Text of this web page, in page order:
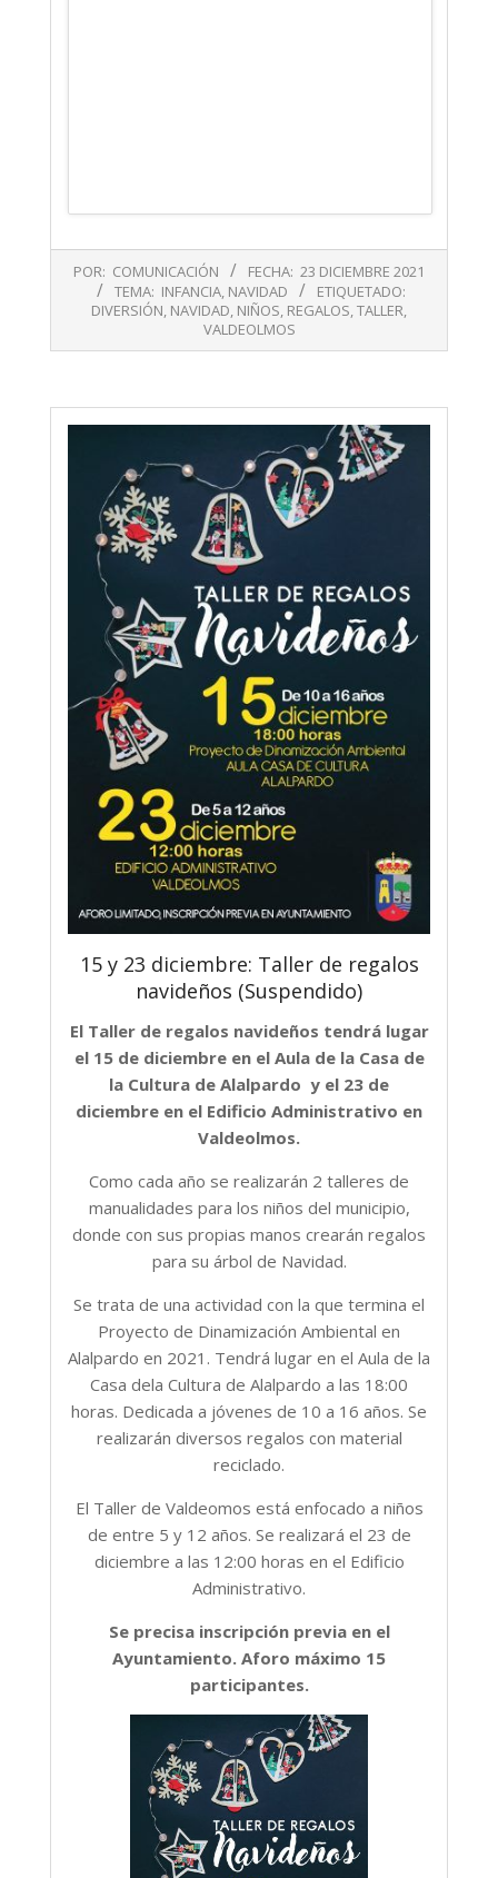
12-
POR: COMUNICACIÓN FECHA: 23 DICIEMBRE 2021
TEMA: INFANCIA, NAVIDAD
ETIQUETADO:
DIVERSIÓN, NAVIDAD, NIÑOS, REGALOS,TALLER,
VALDEOLMOS
15 y 23 diciembre: Taller de regalos
navideños (Suspendido)
El Taller de regalos navideños tendrá lugar
el 15 de diciembre en el Aula de la Casa de
la Cultura de Alalpardo y el 23 de
diciembre en el Edificio Administrativo en
Valdeolmos.
Como cada año se realizarán 2 talleres de
manualidades para los niños del municipio,
donde con sus propias manos crearán regalos
para su árbol de Navidad.
Se trata de una actividad con la que termina el
Proyecto de Dinamización Ambiental en
Alalpardo en 2021. Tendrá lugar en el Aula de la
Casa dela Cultura de Alalpardo a las 18:00
horas. Dedicada a jóvenes de 10 a 16 años. Se
realizarán diversos regalos con material
reciclado.
El Taller de Valdeomos está enfocado a niños
de entre 5 y 12 años. Se realizará el 23 de
diciembre a las 12:00 horas en el Edificio
Administrativo.
Se precisa inscripción previa en el
Ayuntamiento. Aforo máximo 15
participantes.